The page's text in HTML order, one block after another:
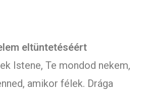
eltüntetéséért
Istene, Te mondod nekem,
amikor félek. Drága